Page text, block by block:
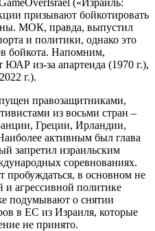
призывают бойкотировать
МОК, правда, выпустил
и политики, однако это
бойкота. Напомним,
ЮАР из-за апартеида (1970 г.),
г.).
правозащитниками,
из восьми стран –
Греции, Ирландии,
активным был глава
запретил израильским
соревнованиях.
пробуждаться, в основном не
агрессивной политике
подумывают о снятии
в ЕС из Израиля, которые
не принято.